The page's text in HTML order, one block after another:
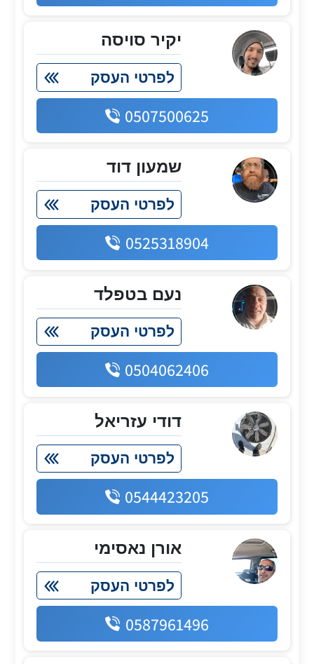
יקיר סויסה
לפרטי העסק
0507500625
שמעון דוד
לפרטי העסק
0525318904
נעם בטפלד
לפרטי העסק
0504062406
דודי עזריאל
לפרטי העסק
0544423205
אורן נאסימי
לפרטי העסק
0587961496